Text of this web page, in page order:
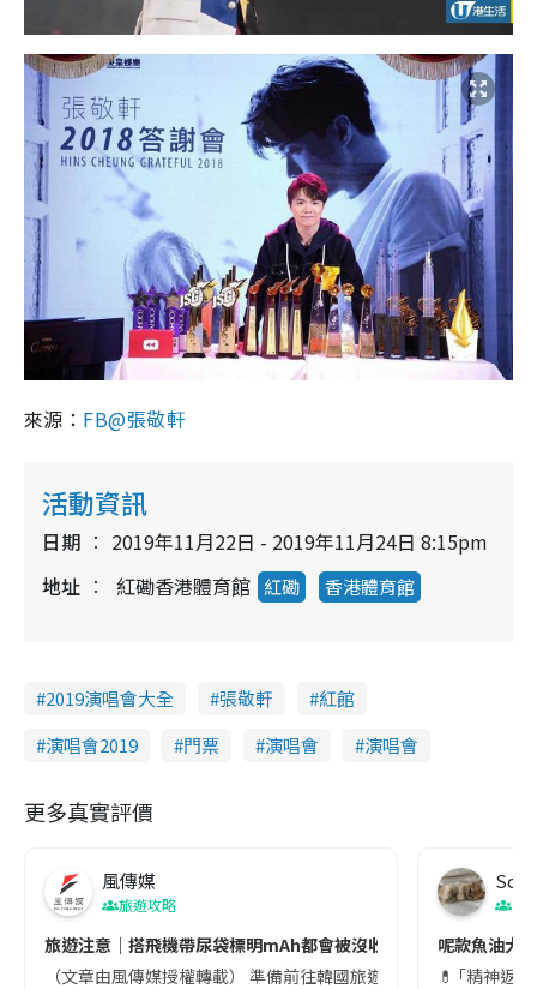
來源： FB@張敬軒
活動資訊
日期
2019年11月22日 - 2019年11月24日 8:15pm
地址
紅磡香港體育館 紅磡 香港體育館
2019演唱會大全 張敬軒
紅館
演唱會2019
門票 演唱會 演唱會
更多真實評價
風傳媒
旅遊攻略
旅遊注意｜搭飛機帶尿袋標明mAh都會被沒收😱出發前切記檢查
（文章由風傳媒授權轉載） 準備前往韓國旅遊的民眾，近期要
Soul
呢款魚油大
💊 ｢精神返